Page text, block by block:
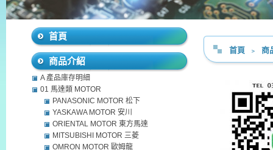
首頁 ﹥ 商
首頁
商品介紹
A 產品庫存明細
01 馬達類 MOTOR
PANASONIC MOTOR 松下
YASKAWA MOTOR 安川
ORIENTAL MOTOR 東方馬達
MITSUBISHI MOTOR 三菱
OMRON MOTOR 歐姆龍